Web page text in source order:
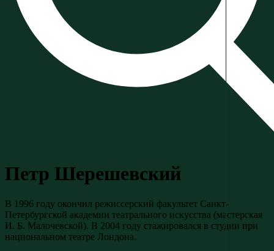
Петр Шерешевский
В 1996 году окончил режиссерский факультет Санкт-
Петербургской академии театрального искусства (мастерская
И. Б. Малочевской). В 2004 году стажировался в студии при
национальном театре Лондона.